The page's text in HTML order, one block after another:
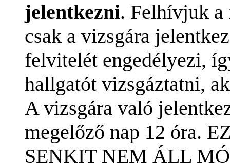
jelentkezni. Felhívjuk a
csak a vizsgára
felvitelét engedélyezi,
hallgatót vizsgáztatni,
A vizsgára való
megelőző nap 12 óra.
SENKIT NEM ÁLL